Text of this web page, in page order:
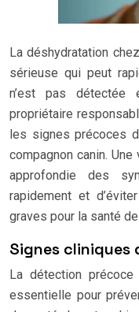
La déshydratation
sérieuse qui peut
n’est pas
propriétaire
les signes précoces
compagnon canin.
approfondie des
rapidement et
graves pour la santé
Signes
La détection
essentielle pour